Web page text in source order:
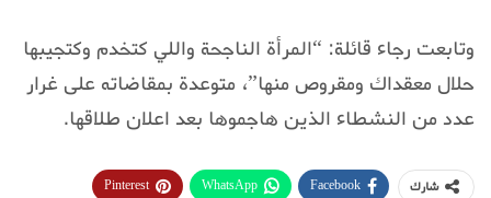
وتابعت رجاء قائلة: “المرأة الناجحة واللي كتخدم وكتجيبها
حلال معقداك ومقروص منها”، متوعدة بمقاضاته على غرار
عدد من النشطاء الذين هاجموها بعد اعلان طلاقها.
شارك Facebook
WhatsApp
Pinterest